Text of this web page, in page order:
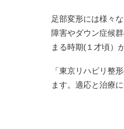
足部変形には様々
障害やダウン症候
まる時期(１才頃）
「東京リハビリ整
ます。適応と治療